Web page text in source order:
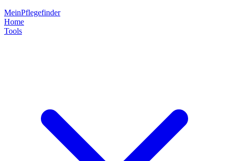
MeinPflegefinder
Home
Tools